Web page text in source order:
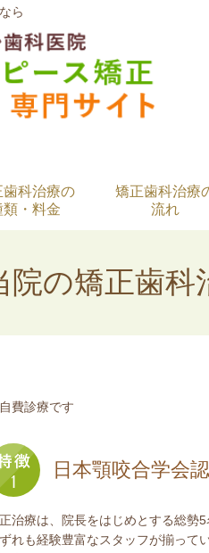
ら
歯科治療の
類・料金
矯正歯科治療
流れ
院の矯正歯科
費診療です
日本顎咬合学会
治療は、院長をはじめとする総勢5
れも経験豊富なスタッフが揃って